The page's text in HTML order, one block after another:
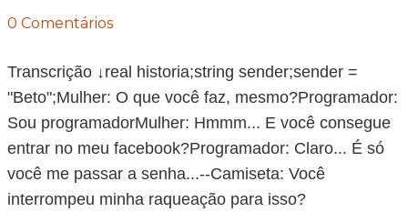
0 Comentários
Transcrição ↓real historia;string sender;sender =
"Beto";Mulher: O que você faz, mesmo?Programador:
Sou programadorMulher: Hmmm... E você consegue
entrar no meu facebook?Programador: Claro... É só
você me passar a senha...--Camiseta: Você
interrompeu minha raqueação para isso?